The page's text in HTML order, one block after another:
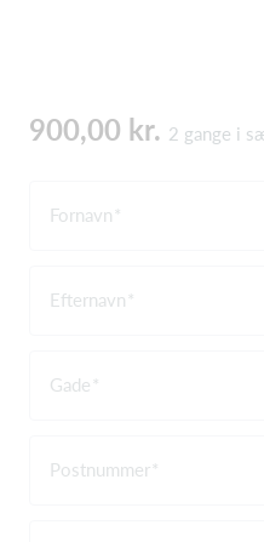
900,00 kr. 2 gange i
Fornavn
Efternavn
Gade
Postnummer